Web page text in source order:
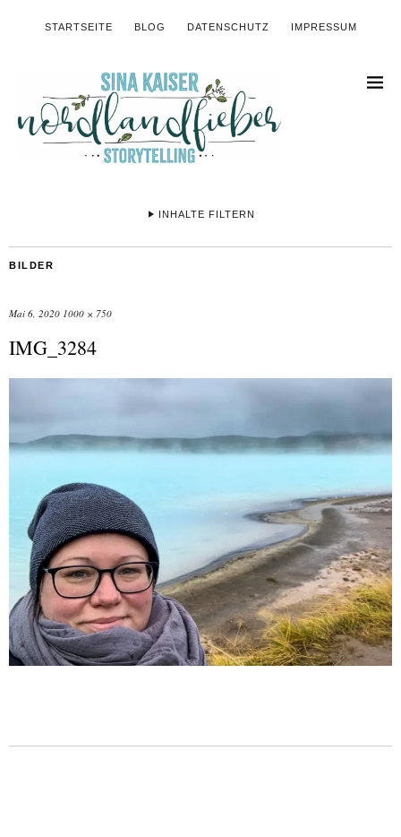
STARTSEITE BLOG DATENSCHUTZ IMPRESSUM
INHALTE FILTERN
BILDER
Mai 6, 2020 1000 × 750
IMG_3284